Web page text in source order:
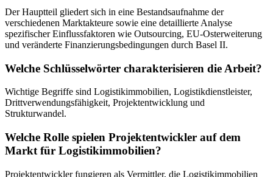
Der Hauptteil gliedert sich in eine Bestandsaufnahme der
verschiedenen Marktakteure sowie eine detaillierte Analyse
spezifischer Einflussfaktoren wie Outsourcing, EU-Osterweiterung
und veränderte Finanzierungsbedingungen durch Basel II.
Welche Schlüsselwörter charakterisieren die Arbeit?
Wichtige Begriffe sind Logistikimmobilien, Logistikdienstleister,
Drittverwendungsfähigkeit, Projektentwicklung und
Strukturwandel.
Welche Rolle spielen Projektentwickler auf dem
Markt für Logistikimmobilien?
Projektentwickler fungieren als Vermittler, die Logistikimmobilien